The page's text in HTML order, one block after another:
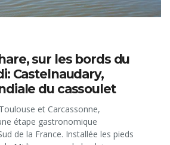
sur les bords du
Castelnaudary,
du cassoulet
et Carcassonne,
étape gastronomique
de la France. Installée les pieds